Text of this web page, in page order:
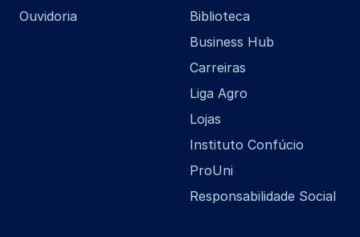
Ouvidoria
Biblioteca
Business Hub
Carreiras
Liga Agro
Lojas
Instituto Confúcio
ProUni
Responsabilidade Social